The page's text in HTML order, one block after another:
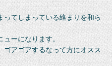
ってしまっている絡まりを和ら
ーになります。
ゴアゴアするなって方にオスス